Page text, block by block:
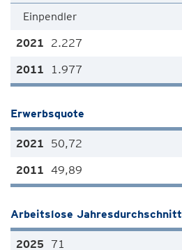
Einpendler
2.227
1.977
Erwerbsquote
50,72
49,89
Arbeitslose Jahresdurchschnitt
71